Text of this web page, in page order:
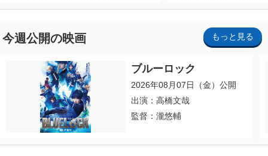
今週公開の映画 もっと見る
ブルーロック
2026年08月07日（金）公開
出演：高橋文哉
監督：瀧悠輔